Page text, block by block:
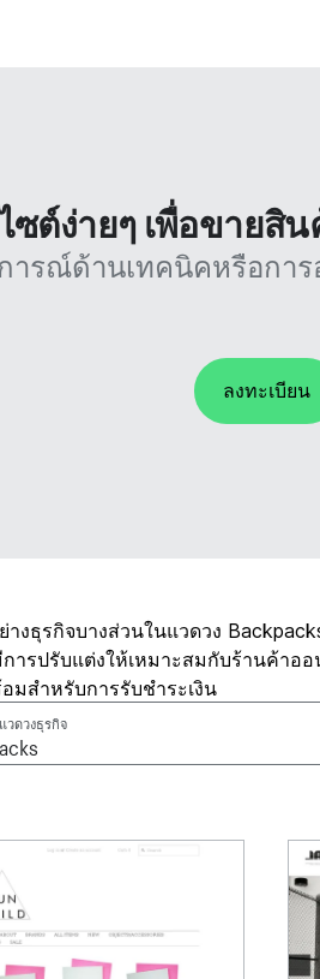
ซต์ง่ายๆ เพื่อขายสิ
รณ์ด้านเทคนิคหรือกา
ลงทะเบียน
างธุรกิจบางส่วนในแวดวง
ารปรับแต่งให้เหมาะสมกับร้านค้าอ
มสำหรับการรับชำระเงิน
วดวงธุรกิจ